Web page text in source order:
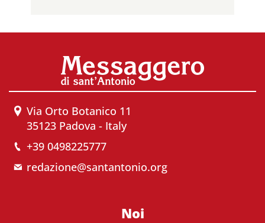
Via Orto Botanico 11
35123 Padova - Italy
+39 0498225777
redazione@santantonio.org
Noi